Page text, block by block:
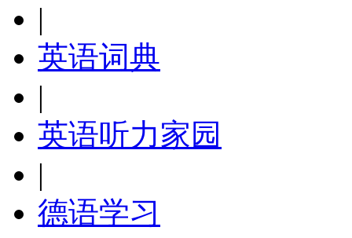
|
英语词典
|
英语听力家园
|
德语学习